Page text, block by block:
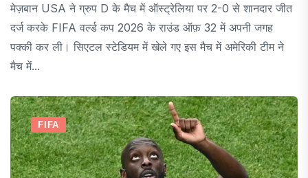
मेज़बान USA ने ग्रुप D के मैच में ऑस्ट्रेलिया पर 2-0 से शानदार जीत
दर्ज करके FIFA वर्ल्ड कप 2026 के राउंड ऑफ़ 32 में अपनी जगह
पक्की कर ली। सिएटल स्टेडियम में खेले गए इस मैच में अमेरिकी टीम ने
मैच में...
FIFA